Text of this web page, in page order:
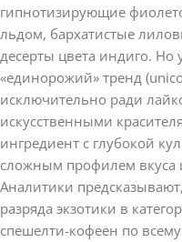
гипнотизирующие
льдом, бархатистые
десерты цвета индиго. Но
«единорожий» тренд
исключительно ради
искусственными
ингредиент с глубокой
сложным профилем
Аналитики
разряда экзотики в
спешелти-кофеен по